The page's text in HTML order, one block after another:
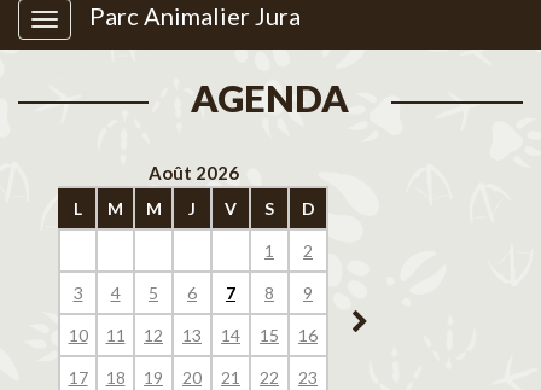
Parc Animalier Jura
AGENDA
Août 2026
L M M J V S D
1 2
3 4 5 6 7 8 9
10 11 12 13 14 15 16
17 18 19 20 21 22 23
14